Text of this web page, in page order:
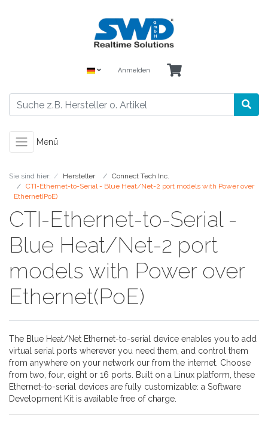
Anmelden
Menü
Sie sind hier: Hersteller
Connect Tech Inc.
CTI-Ethernet-to-Serial - Blue Heat/Net-2 port models with Power over
Ethernet(PoE)
CTI-Ethernet-to-Serial -
Blue Heat/Net-2 port
models with Power over
Ethernet(PoE)
The Blue Heat/Net Ethernet-to-serial device enables you to add
virtual serial ports wherever you need them, and control them
from anywhere on your network our from the internet. Choose
from two, four, eight or 16 ports. Built on a Linux platform, these
Ethernet-to-serial devices are fully customizable: a Software
Development Kit is available free of charge.